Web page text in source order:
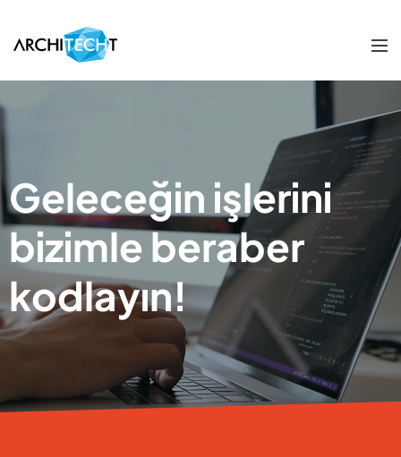
Geleceğin işlerini
bizimle beraber
kodlayın!